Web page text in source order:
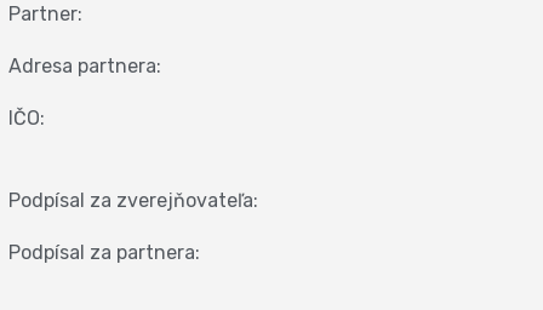
Partner:
Adresa partnera:
IČO:
Podpísal za zverejňovateľa:
Podpísal za partnera: